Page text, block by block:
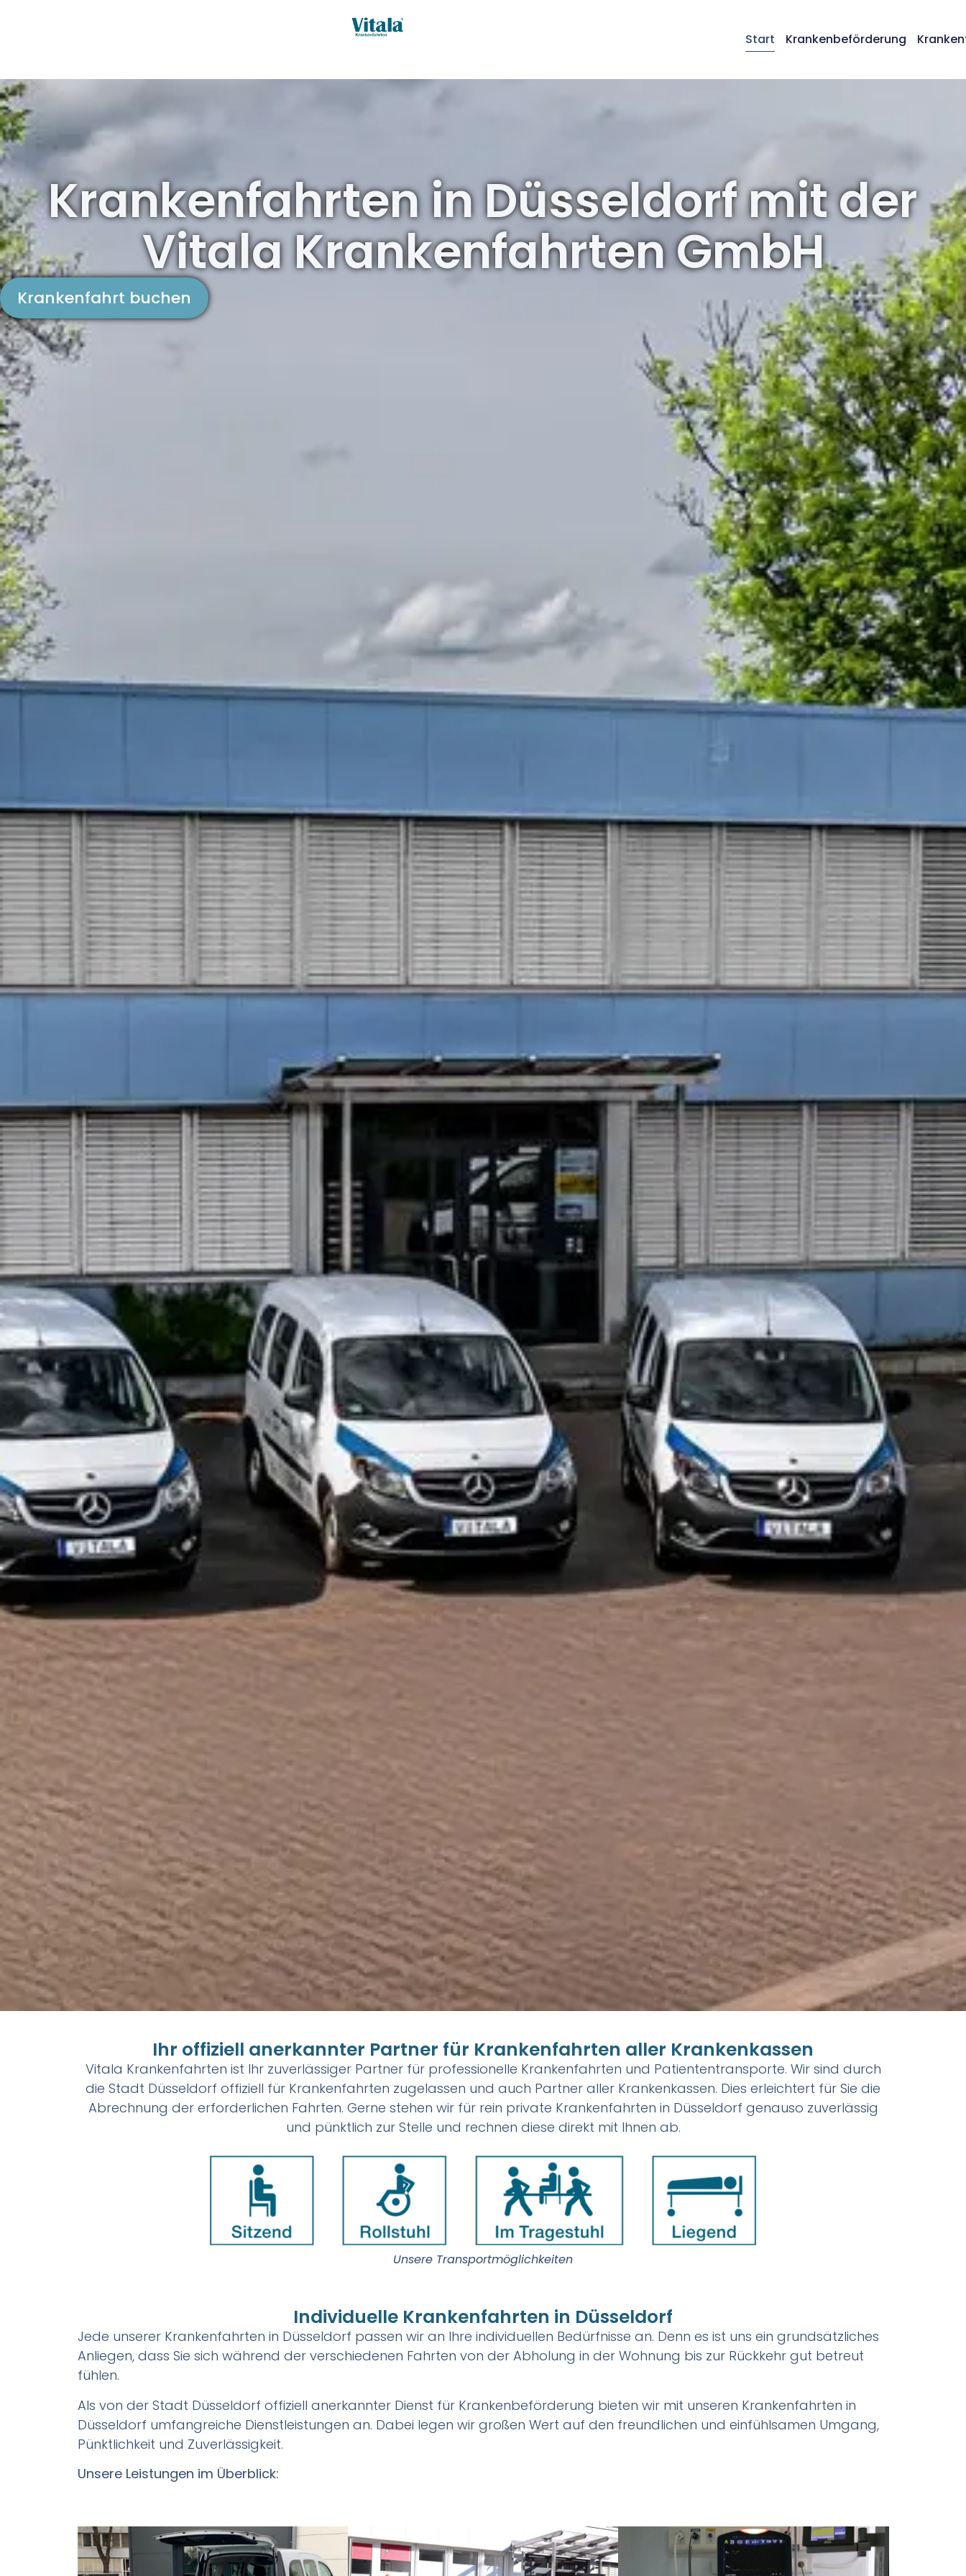
Start Krankenbeförderung
Krankenfahrten in Düsseldorf mit der
Vitala Krankenfahrten GmbH
Krankenfahrt buchen
Ihr offiziell anerkannter Partner für Krankenfahrten aller Krankenkassen
Vitala Krankenfahrten ist Ihr zuverlässiger Partner für professionelle Krankenfahrten und Patiententransporte. Wir sind durch
die Stadt Düsseldorf offiziell für Krankenfahrten zugelassen und auch Partner aller Krankenkassen. Dies erleichtert für Sie die
Abrechnung der erforderlichen Fahrten. Gerne stehen wir für rein private Krankenfahrten in Düsseldorf genauso zuverlässig
und pünktlich zur Stelle und rechnen diese direkt mit Ihnen ab.
Unsere Transportmöglichkeiten
Individuelle Krankenfahrten in Düsseldorf
Jede unserer Krankenfahrten in Düsseldorf passen wir an Ihre individuellen Bedürfnisse an. Denn es ist uns ein grundsätzliches
Anliegen, dass Sie sich während der verschiedenen Fahrten von der Abholung in der Wohnung bis zur Rückkehr gut betreut
fühlen.
Als von der Stadt Düsseldorf offiziell anerkannter Dienst für Krankenbeförderung bieten wir mit unseren Krankenfahrten in
Düsseldorf umfangreiche Dienstleistungen an. Dabei legen wir großen Wert auf den freundlichen und einfühlsamen Umgang,
Pünktlichkeit und Zuverlässigkeit.
Unsere Leistungen im Überblick: